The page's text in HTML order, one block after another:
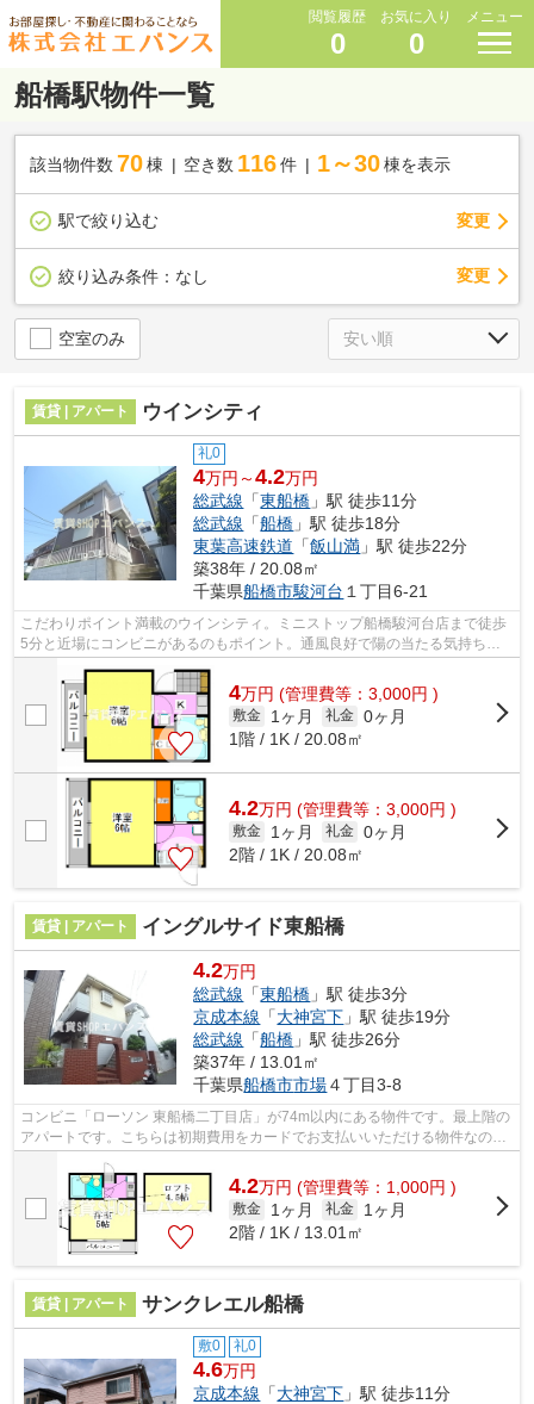
閲覧履歴
0
お気に入り
0
メニュー
船橋駅物件一覧
該当物件数 70棟 空き数 116 件 1～30 棟を表示
駅で絞り込む 変更
絞り込み条件： なし 変更
空室のみ
賃貸 | アパート ウインシティ
礼0
4万円～4.2万円
総武線 「東船橋 」駅 徒歩11分
総武線 「船橋 」駅 徒歩18分
東葉高速鉄道 「飯山満 」駅 徒歩22分
築38年 / 20.08㎡
千葉県船橋市駿河台 １丁目6-21
こだわりポイント満載のウインシティ。ミニストップ船橋駿河台店まで徒歩
5分と近場にコンビニがあるのもポイント。通風良好で陽の当たる気持ちの
4万円 (管理費等：3,000円 )
敷金 1ヶ月 礼金 0ヶ月
1階 / 1K / 20.08㎡
4.2万円 (管理費等：3,000円 )
敷金 1ヶ月 礼金 0ヶ月
2階 / 1K / 20.08㎡
賃貸 | アパート イングルサイド東船橋
4.2万円
総武線 「東船橋 」駅 徒歩3分
京成本線 「大神宮下 」駅 徒歩19分
総武線 「船橋 」駅 徒歩26分
築37年 / 13.01㎡
千葉県船橋市市場４丁目3-8
コンビニ「ローソン 東船橋二丁目店」が74m以内にある物件です。最上階の
アパートです。こちらは初期費用をカードでお支払いいただける物件なの
4.2万円 (管理費等：1,000円 )
敷金 1ヶ月 礼金
1ヶ月
2階 / 1K / 13.01㎡
賃貸 | アパート サンクレエル船橋
敷0 礼0
4.6万円
京成本線 「大神宮下 」駅 徒歩11分